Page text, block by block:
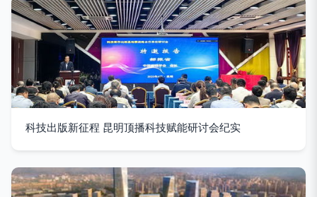
科技出版新征程 昆明顶播科技赋能研讨会纪实